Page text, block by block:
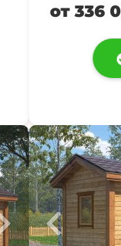
от 336